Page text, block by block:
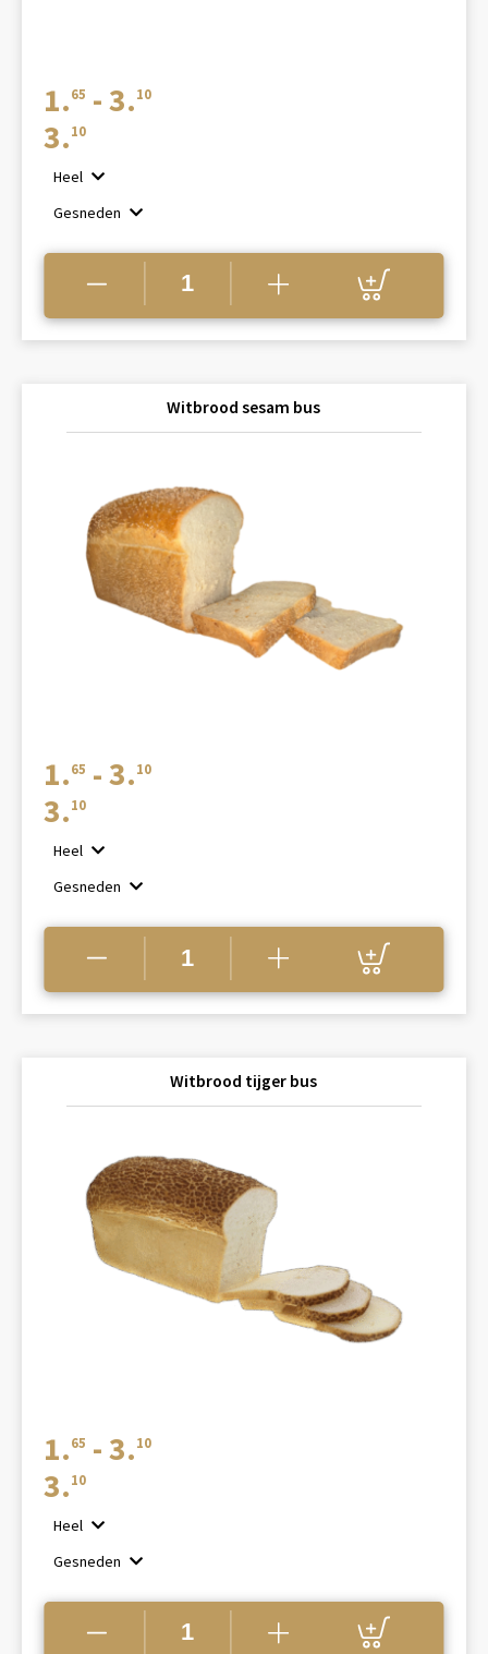
1. 65 -3. 10Prijsklasse:
3. 10
Heel
Gesneden
Witbrood sesam bus
1. 65 -3. 10Prijsklasse:
3. 10
Heel
Gesneden
Witbrood tijger bus
1. 65 -3. 10Prijsklasse:
3. 10
Heel
Gesneden